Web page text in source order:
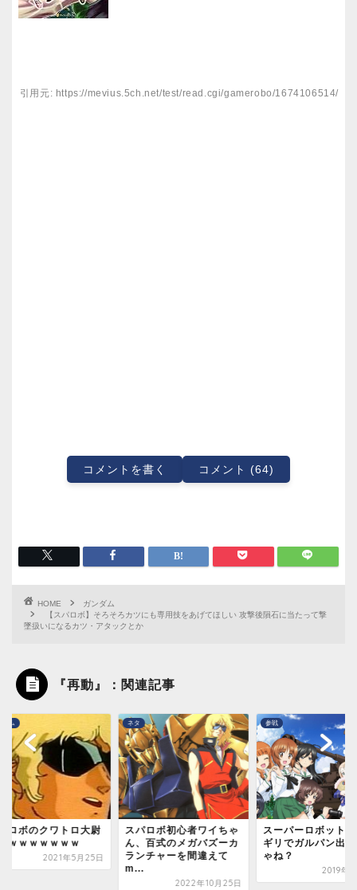
引用元: https://mevius.5ch.net/test/read.cgi/gamerobo/1674106514/
コメントを書く コメント (64)
HOME
ガンダム
【スパロボ】そろそろカツにも専用技をあげてほしい 攻撃後隕石に当たって撃
墜扱いになるカツ・アタックとか
『再動』：関連記事
ロボのクワトロ大尉
ｗｗｗｗｗｗｗ
2021年5月25日
ネタ
スパロボ初心者ワイちゃ
ん、百式のメガバズーカ
ランチャーを間違えて
m...
2022年10月25日
参戦
スーパーロボット大
ギリでガルパン出せ
ゃね？
2019年